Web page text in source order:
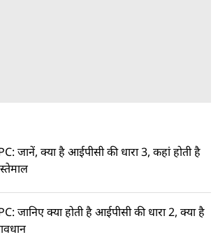
जानें, क्या है आईपीसी की धारा 3, कहां होती है
जानिए क्या होती है आईपीसी की धारा 2, क्या है